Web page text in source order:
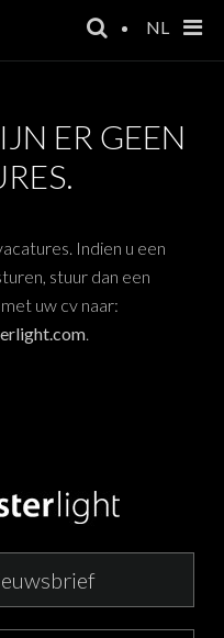
NL
ER GEEN
Indien u een
stuur dan een
uw cv naar:
.